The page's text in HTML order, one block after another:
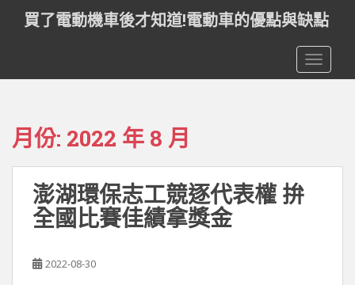
t
買了電動機車後才知道!電動車的優點與缺點
月份: 2022 年 8 月
澎湖環保志工競逐代表權 拚
全國比賽佳績拿獎金
2022-08-30